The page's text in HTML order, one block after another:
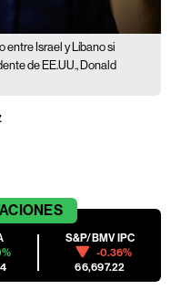
entre Israel y Líbano si
de EE.UU., Donald
S&P/BMV IPC
-0.36%
66,697.22